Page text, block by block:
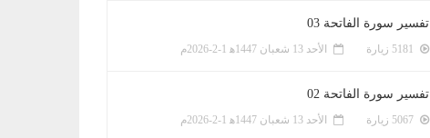
تفسير سورة الفاتحة 03
الأحد 13 شعبان 1447ﻫ 1-2-2026م
تفسير سورة الفاتحة 02
الأحد 13 شعبان 1447ﻫ 1-2-2026م